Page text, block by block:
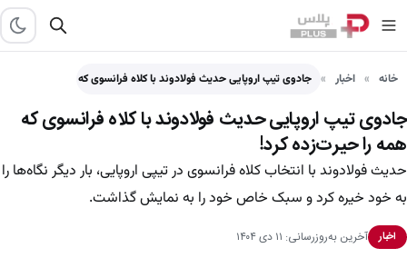
خانه اخبار جادوی تیپ اروپایی حدیث فولادوند با کلاه فرانسوی که همه…
جادوی تیپ اروپایی حدیث فولادوند با کلاه فرانسوی که
همه را حیرت‌زده کرد!
حدیث فولادوند با انتخاب کلاه فرانسوی در تیپی اروپایی، بار دیگر نگاه‌ها را
به خود خیره کرد و سبک خاص خود را به نمایش گذاشت.
اخبار آخرین به‌روزرسانی: ۱۱ دی ۱۴۰۴